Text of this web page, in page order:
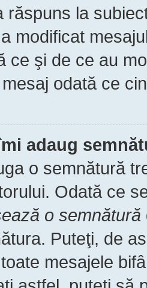
răspuns la
modificat
ce şi de ce au
odată ce
adaug
o semnătură
Odată ce
o semnătură
Puteţi, de
mesajele